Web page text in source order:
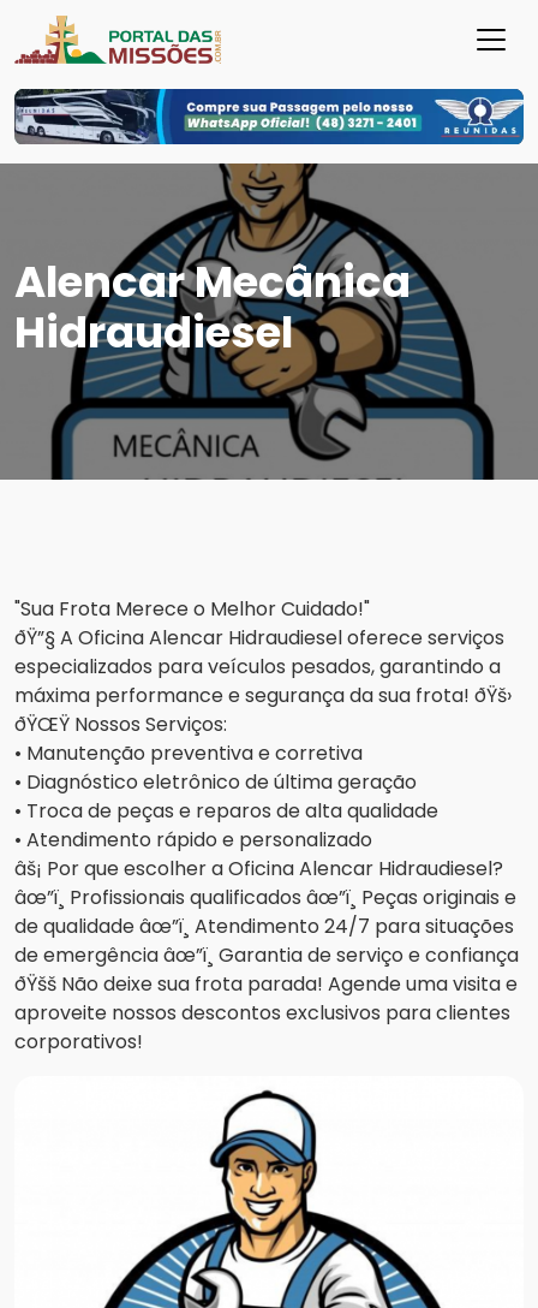
Alencar Mecânica
Hidraudiesel
"Sua Frota Merece o Melhor Cuidado!"
ðŸ”§ A Oficina Alencar Hidraudiesel oferece serviços
especializados para veículos pesados, garantindo a
máxima performance e segurança da sua frota! ðŸš›
ðŸŒŸ Nossos Serviços:
• Manutenção preventiva e corretiva
• Diagnóstico eletrônico de última geração
• Troca de peças e reparos de alta qualidade
• Atendimento rápido e personalizado
âš¡ Por que escolher a Oficina Alencar Hidraudiesel?
âœ”ï¸ Profissionais qualificados âœ”ï¸ Peças originais e
de qualidade âœ”ï¸ Atendimento 24/7 para situações
de emergência âœ”ï¸ Garantia de serviço e confiança
ðŸšš Não deixe sua frota parada! Agende uma visita e
aproveite nossos descontos exclusivos para clientes
corporativos!